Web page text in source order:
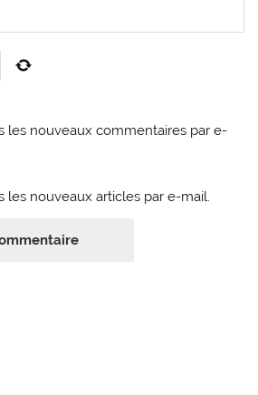
les nouveaux commentaires par e-
les nouveaux articles par e-mail.